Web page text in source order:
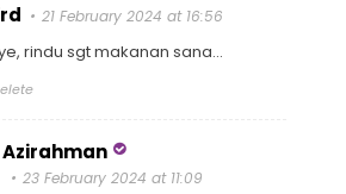
21 February 2024 at 16:56
rindu sgt makanan sana...
Azirahman
23 February 2024 at 11:09